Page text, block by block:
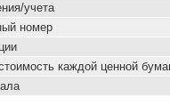
учета
номер
каждой ценной